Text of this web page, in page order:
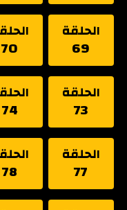
الحلقة
69
70
الحلقة
73
74
الحلقة
77
78